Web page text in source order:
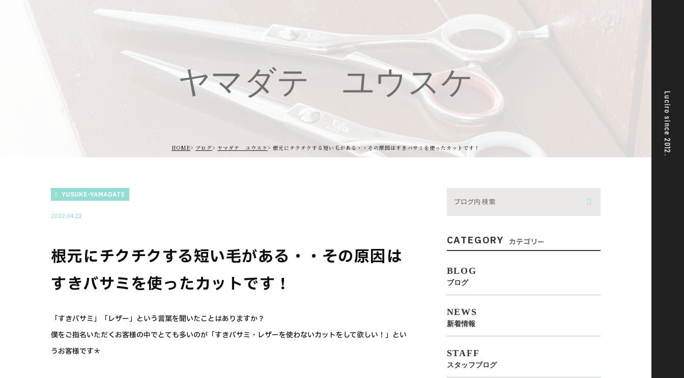
Luciro since 2012.
ヤマダテ ユウスケ
HOME ブログ ヤマダテ ユウスケ 根元にチクチクする短い毛がある・・その原因はすきバサミを使ったカットです！
YUSUKE-YAMADATE
2022.04.22
根元にチクチクする短い毛がある・・その原因は
すきバサミを使ったカットです！
「すきバサミ」「レザー」という言葉を聞いたことはありますか？
僕をご指名いただくお客様の中でとても多いのが「すきバサミ・レザーを使わないカットをして欲しい！」とい
うお客様です＊
CATEGORY カテゴリー
BLOG
ブログ
NEWS
新着情報
STAFF
スタッフブログ